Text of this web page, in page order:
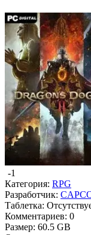
-1
Категория: RPG
Разработчик:
Таблетка:
Комментариев: 0
Размер: 60.5 GB